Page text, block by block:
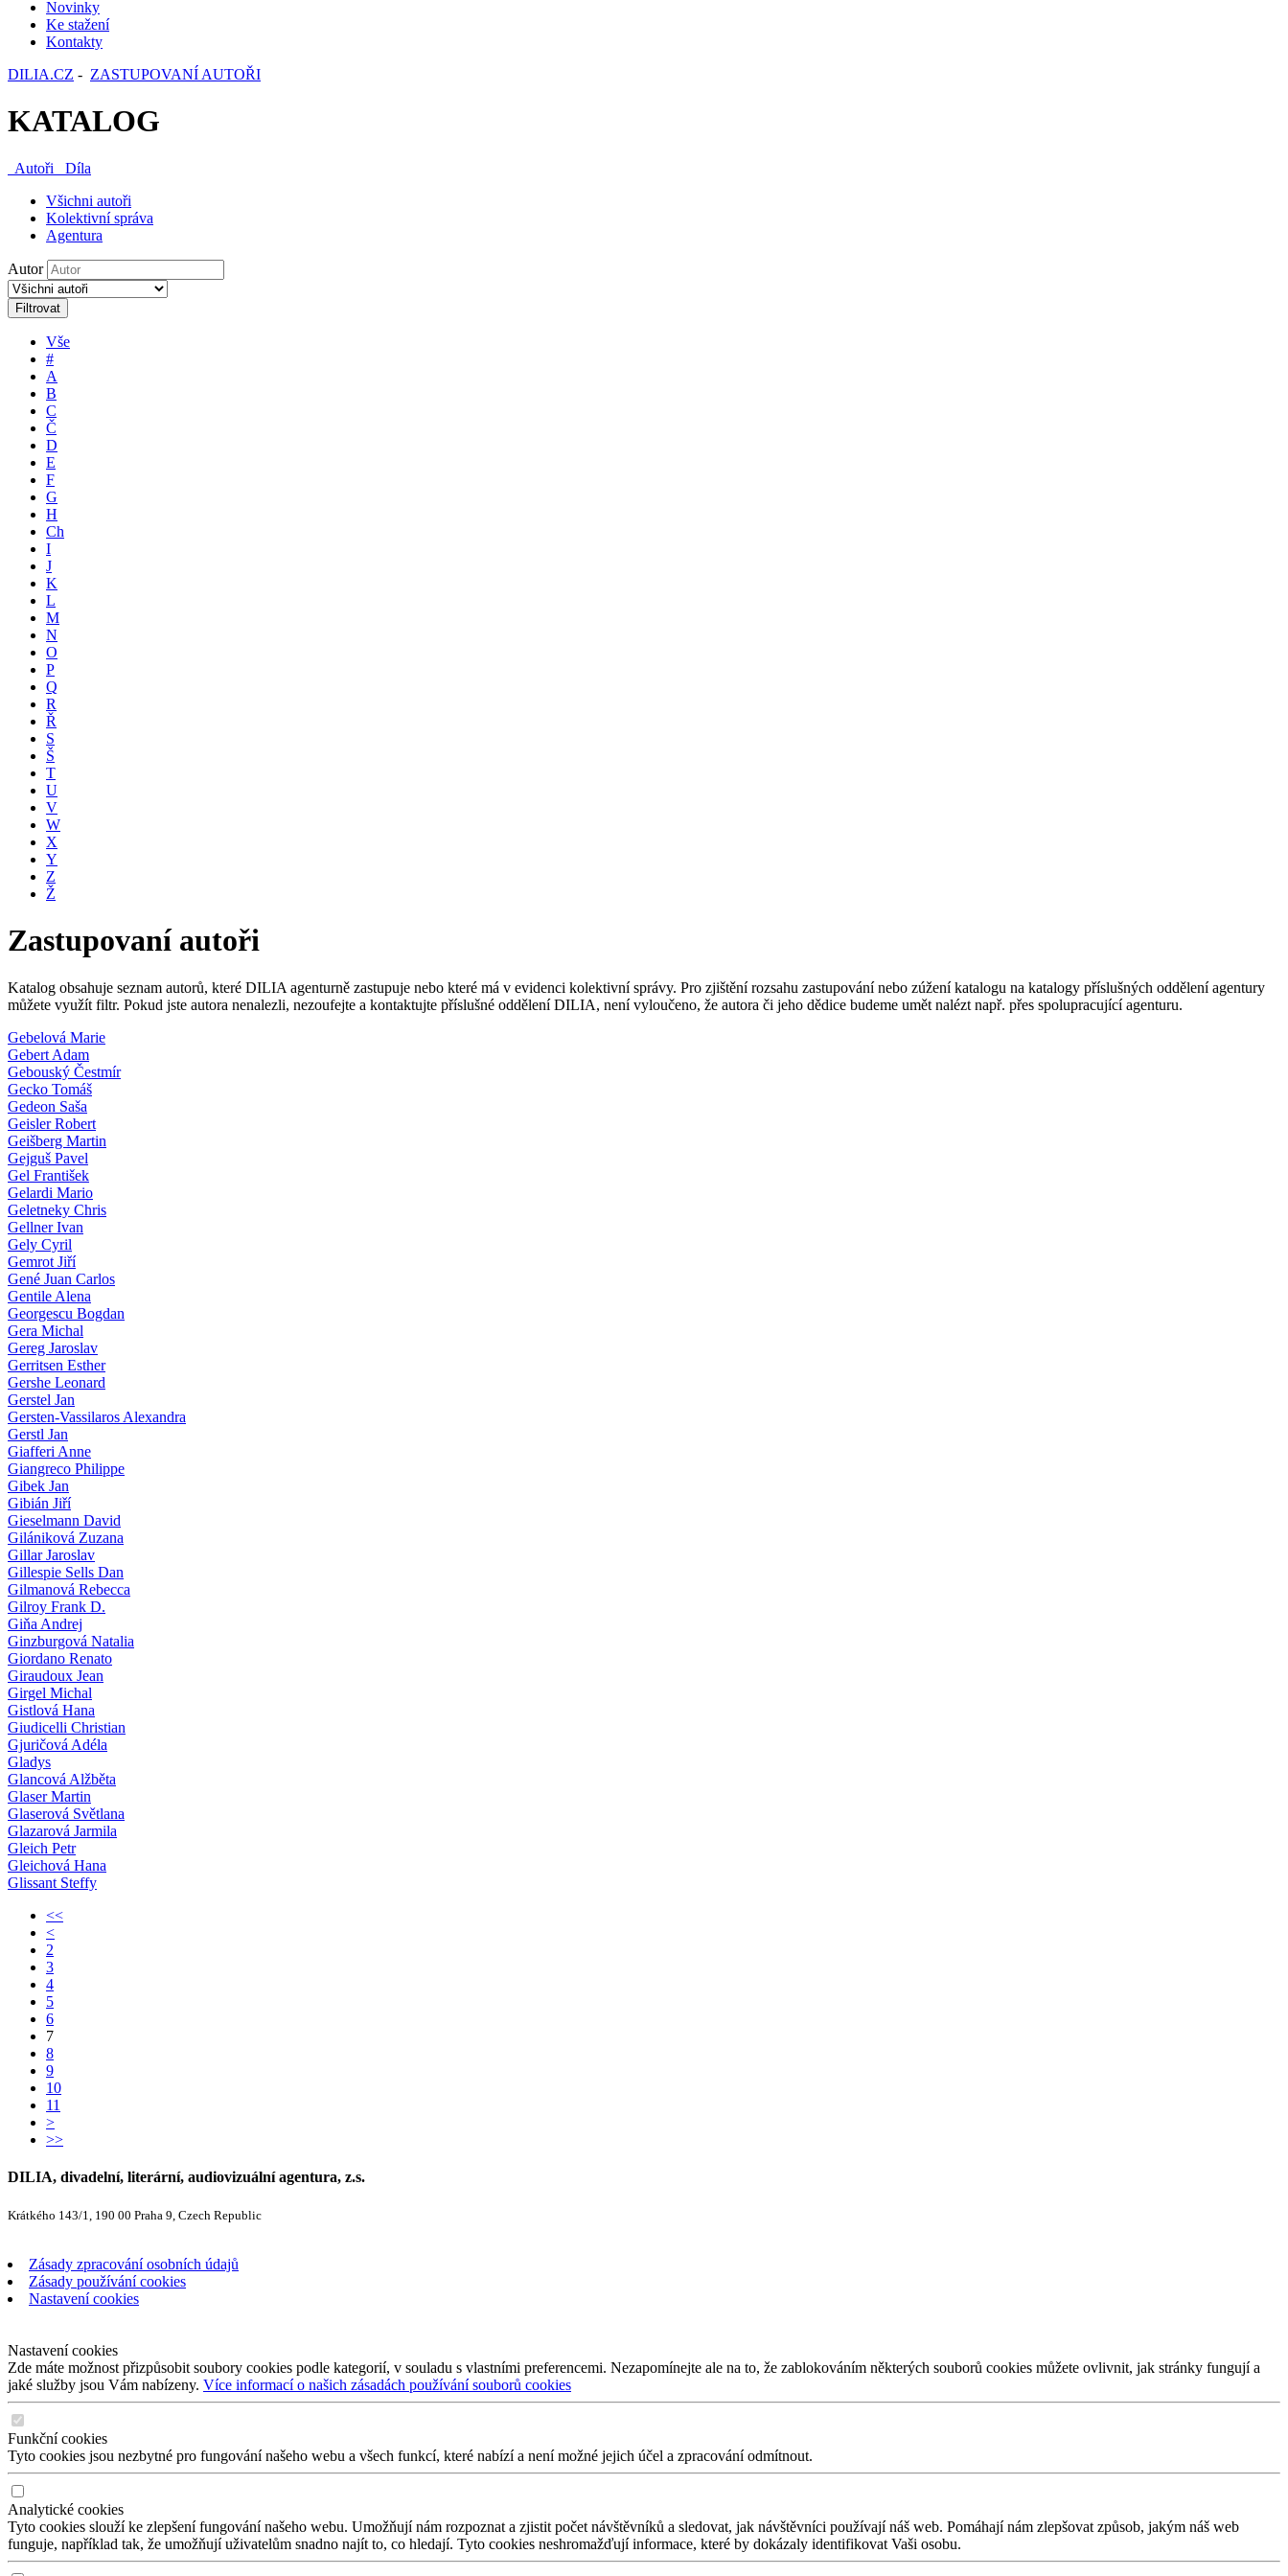
Novinky
Ke stažení
Kontakty
DILIA.CZ - ZASTUPOVANÍ AUTOŘI
KATALOG
Autoři
Díla
Všichni autoři
Kolektivní správa
Agentura
Autor
Filtrovat
Vše
#
A
B
C
Č
D
E
F
G
H
Ch
I
J
K
L
M
N
O
P
Q
R
Ř
S
Š
T
U
V
W
X
Y
Z
Ž
Zastupovaní autoři
Katalog obsahuje seznam autorů, které DILIA agenturně zastupuje nebo které má v evidenci kolektivní správy. Pro zjištění rozsahu zastupování nebo zúžení katalogu na katalogy příslušných oddělení agentury
můžete využít filtr. Pokud jste autora nenalezli, nezoufejte a kontaktujte příslušné oddělení DILIA, není vyloučeno, že autora či jeho dědice budeme umět nalézt např. přes spolupracující agenturu.
Gebelová Marie
Gebert Adam
Gebouský Čestmír
Gecko Tomáš
Gedeon Saša
Geisler Robert
Geišberg Martin
Gejguš Pavel
Gel František
Gelardi Mario
Geletneky Chris
Gellner Ivan
Gely Cyril
Gemrot Jiří
Gené Juan Carlos
Gentile Alena
Georgescu Bogdan
Gera Michal
Gereg Jaroslav
Gerritsen Esther
Gershe Leonard
Gerstel Jan
Gersten-Vassilaros Alexandra
Gerstl Jan
Giafferi Anne
Giangreco Philippe
Gibek Jan
Gibián Jiří
Gieselmann David
Gilániková Zuzana
Gillar Jaroslav
Gillespie Sells Dan
Gilmanová Rebecca
Gilroy Frank D.
Giňa Andrej
Ginzburgová Natalia
Giordano Renato
Giraudoux Jean
Girgel Michal
Gistlová Hana
Giudicelli Christian
Gjuričová Adéla
Gladys
Glancová Alžběta
Glaser Martin
Glaserová Světlana
Glazarová Jarmila
Gleich Petr
Gleichová Hana
Glissant Steffy
<<
<
2
3
4
5
6
7
8
9
10
11
>
>>
DILIA, divadelní, literární, audiovizuální agentura, z.s.
Krátkého 143/1, 190 00 Praha 9, Czech Republic
Zásady zpracování osobních údajů
Zásady používání cookies
Nastavení cookies
Nastavení cookies
Zde máte možnost přizpůsobit soubory cookies podle kategorií, v souladu s vlastními preferencemi. Nezapomínejte ale na to, že zablokováním některých souborů cookies můžete ovlivnit, jak stránky fungují a
jaké služby jsou Vám nabízeny. Více informací o našich zásadách používání souborů cookies
Funkční cookies
Tyto cookies jsou nezbytné pro fungování našeho webu a všech funkcí, které nabízí a není možné jejich účel a zpracování odmítnout.
Analytické cookies
Tyto cookies slouží ke zlepšení fungování našeho webu. Umožňují nám rozpoznat a zjistit počet návštěvníků a sledovat, jak návštěvníci používají náš web. Pomáhají nám zlepšovat způsob, jakým náš web
funguje, například tak, že umožňují uživatelům snadno najít to, co hledají. Tyto cookies neshromažďují informace, které by dokázaly identifikovat Vaši osobu.